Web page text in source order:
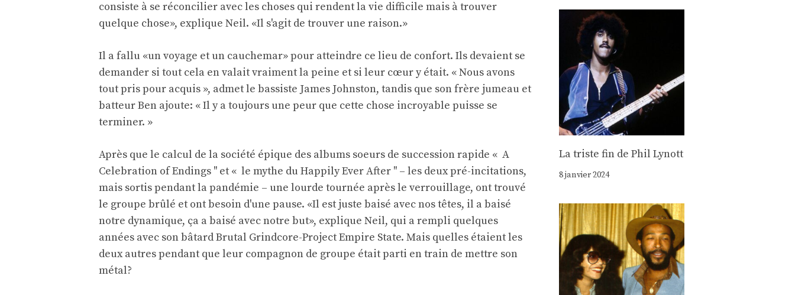
consiste à se réconcilier avec les choses qui rendent la vie difficile mais à trouver
quelque chose», explique Neil. «Il s'agit de trouver une raison.»
Il a fallu «un voyage et un cauchemar» pour atteindre ce lieu de confort. Ils devaient se
demander si tout cela en valait vraiment la peine et si leur cœur y était. « Nous avons
tout pris pour acquis », admet le bassiste James Johnston, tandis que son frère jumeau et
batteur Ben ajoute: « Il y a toujours une peur que cette chose incroyable puisse se
terminer. »
Après que le calcul de la société épique des albums soeurs de succession rapide « A
Celebration of Endings '' et « le mythe du Happily Ever After '' – les deux pré-incitations,
mais sortis pendant la pandémie – une lourde tournée après le verrouillage, ont trouvé
le groupe brûlé et ont besoin d'une pause. «Il est juste baisé avec nos têtes, il a baisé
notre dynamique, ça a baisé avec notre but», explique Neil, qui a rempli quelques
années avec son bâtard Brutal Grindcore-Project Empire State. Mais quelles étaient les
deux autres pendant que leur compagnon de groupe était parti en train de mettre son
métal?
La triste fin de Phil Lynott
8 janvier 2024